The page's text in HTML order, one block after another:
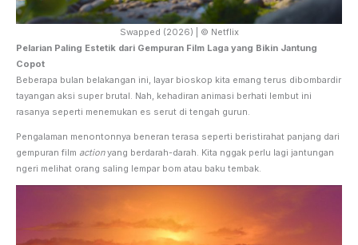
Swapped (2026) | © Netflix
Pelarian Paling Estetik dari Gempuran Film Laga yang Bikin Jantung
Copot
Beberapa bulan belakangan ini, layar bioskop kita emang terus dibombardir
tayangan aksi super brutal. Nah, kehadiran animasi berhati lembut ini
rasanya seperti menemukan es serut di tengah gurun.
Pengalaman menontonnya beneran terasa seperti beristirahat panjang dari
gempuran film actionyang berdarah-darah. Kita nggak perlu lagi jantungan
ngeri melihat orang saling lempar bom atau baku tembak.